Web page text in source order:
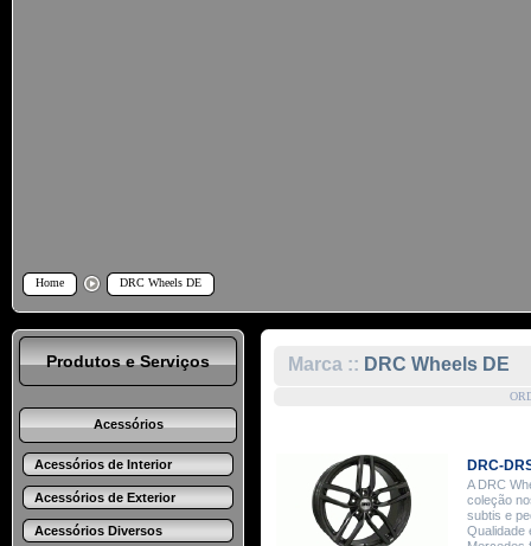
Home DRC Wheels DE
Produtos e Serviços
Acessórios
Acessórios de Interior
Acessórios de Exterior
Acessórios Diversos
Marca :: DRC Wheels DE
DRC-
A DRC
coleção
subtis e
Qualidade